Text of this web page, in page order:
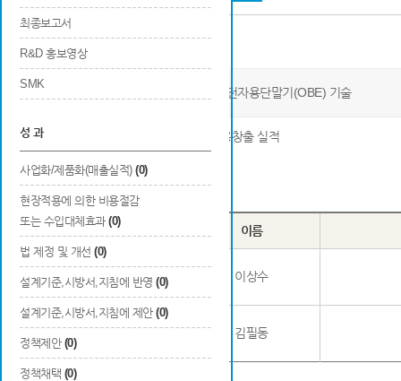
최종보고서
R&D 홍보영상
SMK
성 과
사업화/제품화(매출실적) (0)
현장적용에 의한 비용절감
또는 수입대체효과 (0)
법 제정 및 개선 (0)
설계기준,시방서,지침에 반영 (0)
설계기준,시방서,지침에 제안 (0)
정책제안 (0)
정책채택 (0)
일자리창출
C-ITS와 연동가능한 BIS용 플랫폼기반 운전자용단말기(OBE) 기술
※ 연구개발 및 사업화를 위한 연구기관의 고용창출 실적
Total2건
번호 구분 이름
1 청년 이상수
2 청년 김필동